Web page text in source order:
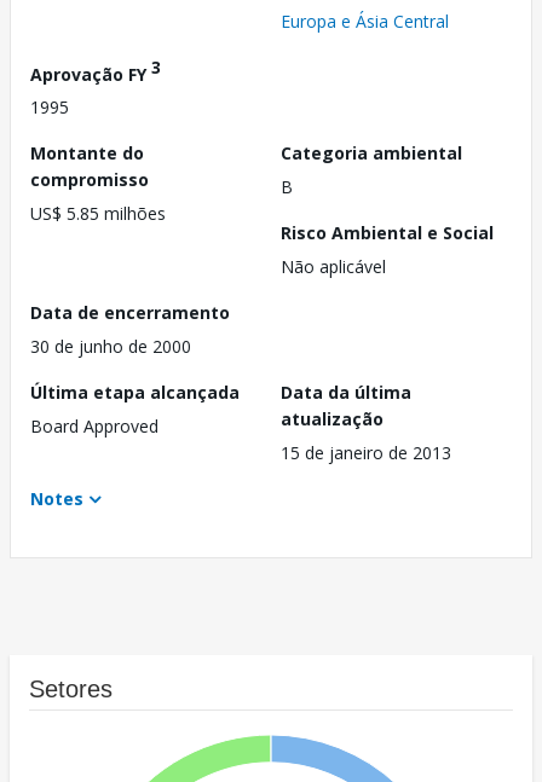
Europa e Ásia Central
Aprovação FY3
1995
Montante do
compromisso
US$ 5.85 milhões
Categoria ambiental
B
Risco Ambiental e Social
Não aplicável
Data de encerramento
30 de junho de 2000
Última etapa alcançada
Board Approved
Data da última
atualização
15 de janeiro de 2013
Notes
Setores